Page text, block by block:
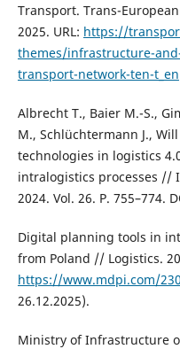
Transport. Trans-
2025. URL: https://
themes/infrastructure-
transport-network-ten-t_en
Albrecht T., Baier M.-S.,
M., Schlüchtermann J.,
technologies in logistics
intralogistics processes //
2024. Vol. 26. P. 755–774.
Digital planning tools in
from Poland // Logistics.
https://www.mdpi.com/
26.12.2025).
Ministry of Infrastructure